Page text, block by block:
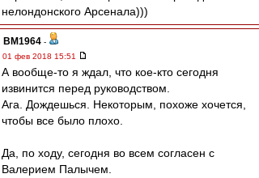
нелондонского Арсенала)))
BM1964 -
01 фев 2018 15:51
А вообще-то я ждал, что кое-кто сегодня
извинится перед руководством.
Ага. Дождешься. Некоторым, похоже хочется,
чтобы все было плохо.
Да, по ходу, сегодня во всем согласен с
Валерием Палычем.